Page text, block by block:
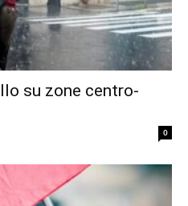
su zone centro-
0